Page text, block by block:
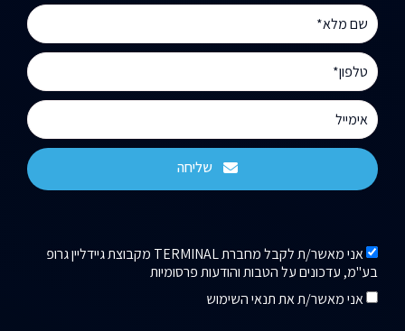
אני מאשר/ת את תנאי השימוש
אני מאשר/ת לקבל מחברת TERMINAL מקבוצת גיידליין גרופ
בע"מ, עדכונים על הטבות והודעות פרסומיות
שליחה